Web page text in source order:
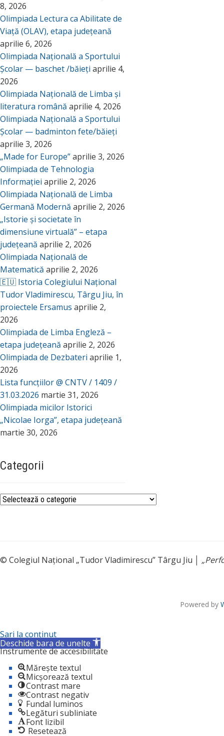
8, 2026
Olimpiada Lectura ca Abilitate de
Viață (OLAV), etapa județeană
aprilie 6, 2026
Olimpiada Națională a Sportului
Școlar — baschet /băieți aprilie 4,
2026
Olimpiada Națională de Limba și
literatura română aprilie 4, 2026
Olimpiada Națională a Sportului
Școlar — badminton fete/băieți
aprilie 3, 2026
„Made for Europe”aprilie 3, 2026
Olimpiada de Tehnologia
Informației aprilie 2, 2026
Olimpiada Națională de Limba
Germană Modernă aprilie 2, 2026
„Istorie și societate în
dimensiune virtuală” – etapa
județeană aprilie 2, 2026
Olimpiada Națională de
Matematică aprilie 2, 2026
🇪🇺 Istoria Colegiului Național
Tudor Vladimirescu, Târgu Jiu, în
proiectele Ersamus aprilie 2,
2026
Olimpiada de Limba Engleză –
etapa județeană aprilie 2, 2026
Olimpiada de Dezbateri aprilie 1,
2026
Lista funcțiilor @ CNTV / 1409 /
31.03.2026 martie 31, 2026
Olimpiada micilor Istorici
„Nicolae Iorga”, etapa județeană
martie 30, 2026
Categorii
Categorii
© Colegiul Național „Tudor Vladimirescu” Târgu Jiu │
Powered by
Sari la conținut
Deschide bara de unelte
Instrumente de accesibilitate
Mărește textul
Micșorează textul
Contrast mare
Contrast negativ
Fundal luminos
Legături subliniate
Font lizibil
Resetează